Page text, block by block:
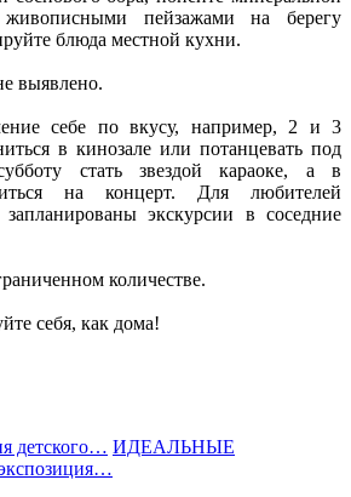
пейзажами на берегу
блюда местной кухни.
выявлено.
себе по вкусу, например, 2 и 3
в кинозале или потанцевать под
стать звездой караоке, а в
на концерт. Для любителей
запланированы экскурсии в соседние
количестве.
себя, как дома!
детского… ИДЕАЛЬНЫЕ